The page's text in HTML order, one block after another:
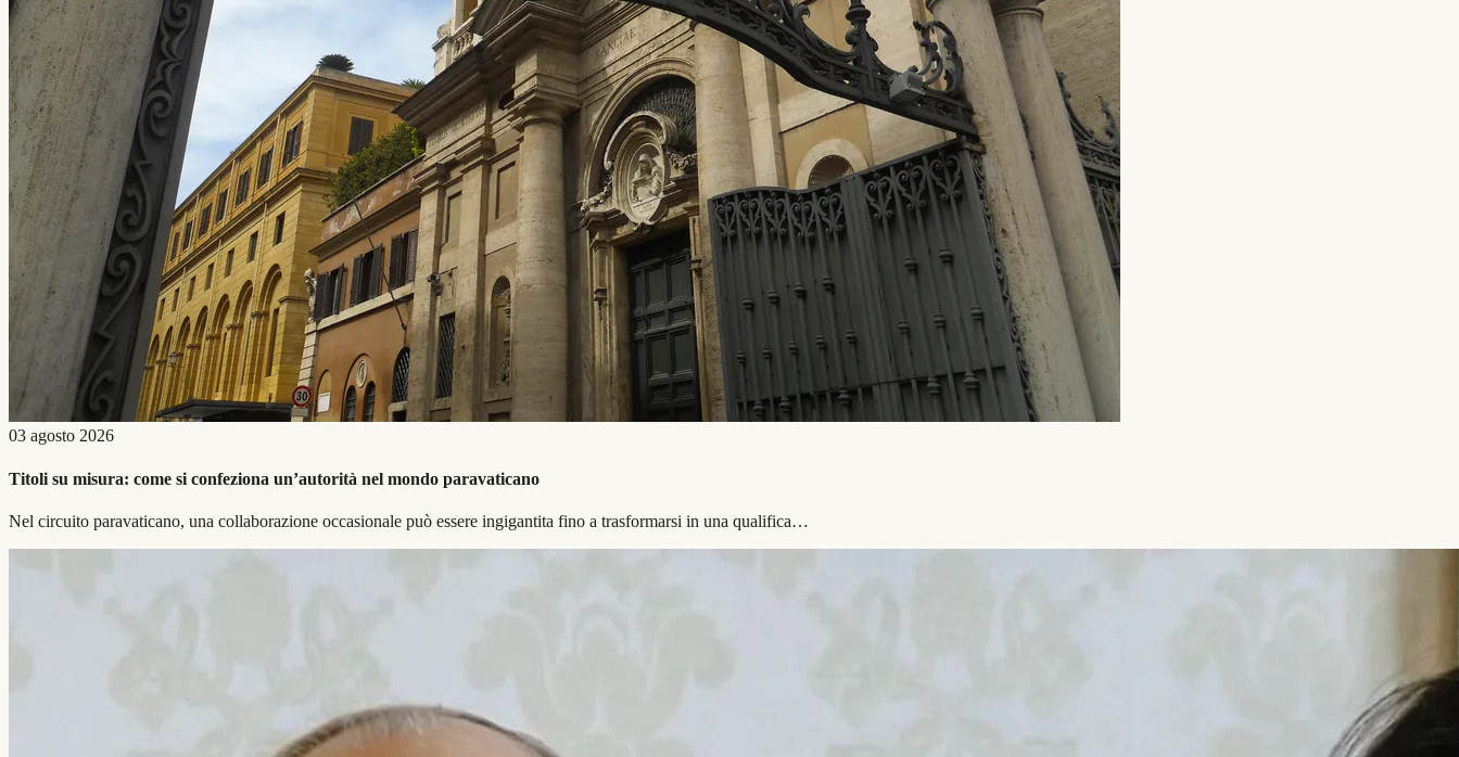
03 agosto 2026
Titoli su misura: come si confeziona un’autorità nel mondo paravaticano
Nel circuito paravaticano, una collaborazione occasionale può essere ingigantita fino a trasformarsi in una qualifica…